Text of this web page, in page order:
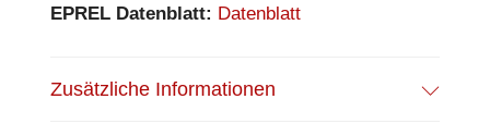
EPREL Datenblatt: Datenblatt
Zusätzliche Informationen